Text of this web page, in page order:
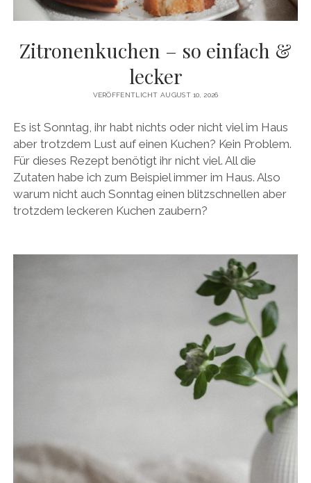
facebook
pinterestinstagram
amazon
E-
Zitronenkuchen – so einfach &
lecker
VERÖFFENTLICHT AUGUST 10, 2026
Es ist Sonntag, ihr habt nichts oder nicht viel im Haus
aber trotzdem Lust auf einen Kuchen? Kein Problem.
Für dieses Rezept benötigt ihr nicht viel. All die
Zutaten habe ich zum Beispiel immer im Haus. Also
warum nicht auch Sonntag einen blitzschnellen aber
trotzdem leckeren Kuchen zaubern?